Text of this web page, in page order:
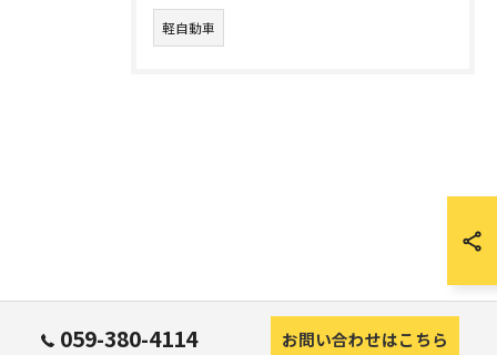
軽自動車
059-380-4114 お問い合わせはこちら